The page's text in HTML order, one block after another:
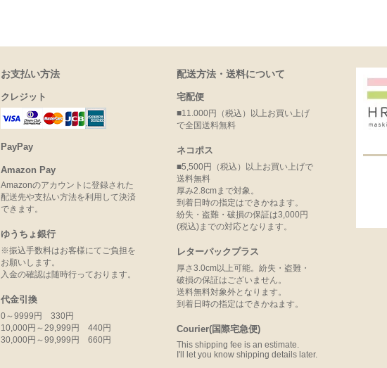
お支払い方法
クレジット
PayPay
Amazon Pay
Amazonのアカウントに登録された
配送先や支払い方法を利用して決済
できます。
ゆうちょ銀行
※振込手数料はお客様にてご負担を
お願いします。
入金の確認は随時行っております。
代金引換
0～9999円 330円
10,000円～29,999円 440円
30,000円～99,999円 660円
配送方法・送料について
宅配便
■11.000円（税込）以上お買い上げ
で全国送料無料
ネコポス
■5,500円（税込）以上お買い上げで
送料無料
厚み2.8cmまで対象。
到着日時の指定はできかねます。
紛失・盗難・破損の保証は3,000円
(税込)までの対応となります。
レターパックプラス
厚さ3.0cm以上可能。紛失・盗難・
破損の保証はございません。
送料無料対象外となります。
到着日時の指定はできかねます。
Courier(国際宅急便)
This shipping fee is an estimate.
I'll let you know shipping details later.